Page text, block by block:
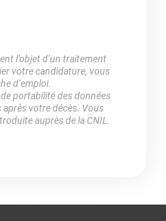
l’objet d’un traitement
votre candidature, vous
d’emploi.
portabilité des données
votre décès. Vous
auprès de la CNIL.